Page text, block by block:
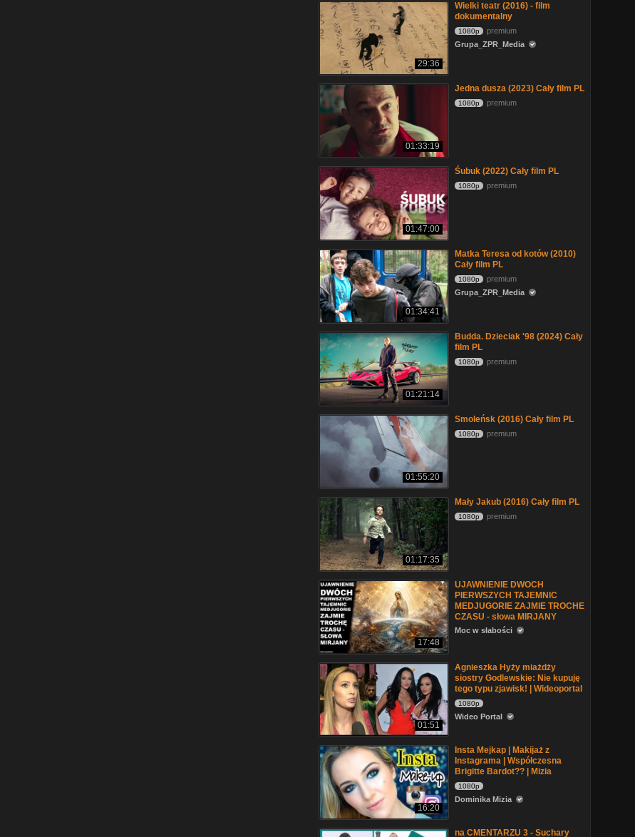
29:36
Wielki teatr (2016) - film
dokumentalny
1080p
premium
Grupa_ZPR_Media
01:33:19
Jedna dusza (2023) Cały film PL
1080p premium
01:47:00
Śubuk (2022) Cały film PL
1080p premium
01:34:41
Matka Teresa od kotów (2010)
Cały film PL
1080p
premium
Grupa_ZPR_Media
01:21:14
Budda. Dzieciak '98 (2024) Cały
film PL
1080p premium
01:55:20
Smoleńsk (2016) Cały film PL
1080p premium
01:17:35
Mały Jakub (2016) Cały film PL
1080p premium
17:48
UJAWNIENIE DWOCH
PIERWSZYCH TAJEMNIC
MEDJUGORIE ZAJMIE TROCHE
CZASU - słowa MIRJANY
Moc w słabości
01:51
Agnieszka Hyży miażdży
siostry Godlewskie: Nie kupuję
tego typu zjawisk! | Wideoportal
1080p
Wideo Portal
16:20
Insta Mejkap | Makijaż z
Instagrama | Współczesna
Brigitte Bardot?? | Mizia
1080p
Dominika Mizia
na CMENTARZU 3 - Suchary